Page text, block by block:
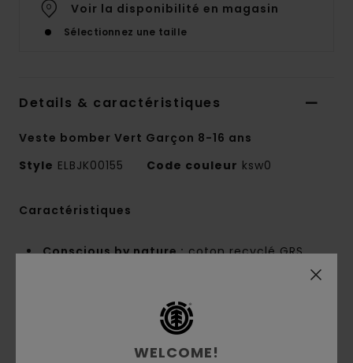
Voir la disponibilité en magasin
Sélectionnez une taille
Details & caractéristiques
Veste bomber Vert Garçon 8-16 ans
Style ELBJK00155 Code couleur ksw0
Caractéristiques
Conscious by nature :coton recyclé GRS
Denim [441 g/m2]
décontractée
65 % polyester, 35 % popeline de
WELCOME!